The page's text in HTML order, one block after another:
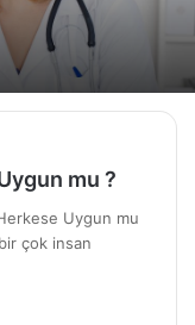
mu ?
Uygun mu
çok insan